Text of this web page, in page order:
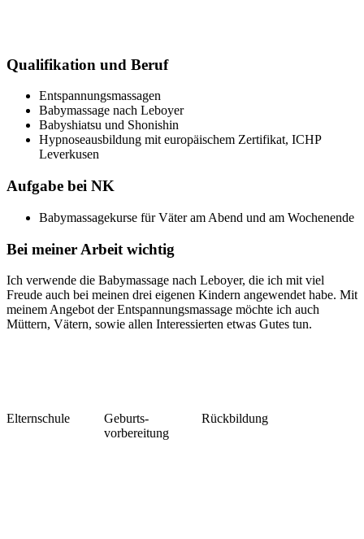
Qualifikation und Beruf
Entspannungsmassagen
Babymassage nach Leboyer
Babyshiatsu und Shonishin
Hypnoseausbildung mit europäischem Zertifikat, ICHP
Leverkusen
Aufgabe bei NK
Babymassagekurse für Väter am Abend und am Wochenende
Bei meiner Arbeit wichtig
Ich verwende die Babymassage nach Leboyer, die ich mit viel
Freude auch bei meinen drei eigenen Kindern angewendet habe. Mit
meinem Angebot der Entspannungsmassage möchte ich auch
Müttern, Vätern, sowie allen Interessierten etwas Gutes tun.
Elternschule
Geburts-
vorbereitung
Rückbildung